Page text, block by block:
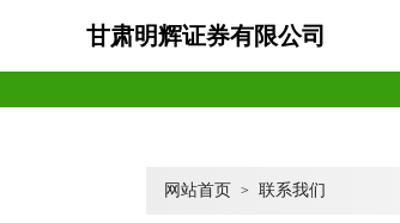
甘肃明辉证券有限公司
网站首页 > 联系我们